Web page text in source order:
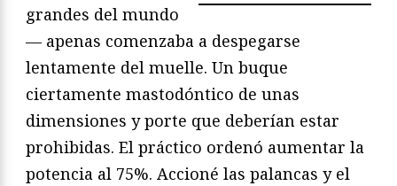
grandes del mundo
— apenas comenzaba a despegarse
lentamente del muelle. Un buque
ciertamente mastodóntico de unas
dimensiones y porte que deberían estar
prohibidas. El práctico ordenó aumentar la
potencia al 75%. Accioné las palancas y el